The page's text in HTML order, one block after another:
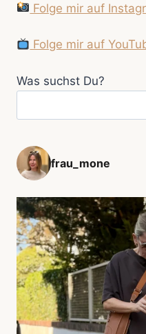
Folge mir auf
Folge mir auf
Was suchst Du?
frau_mone